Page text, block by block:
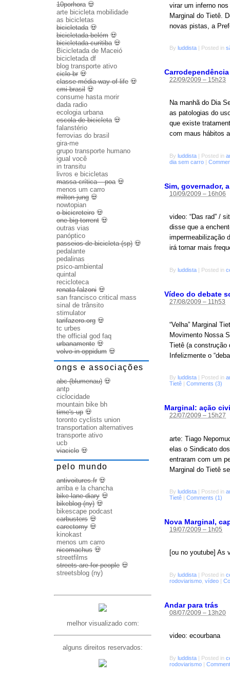
virar um inferno
Marginal do Tietê.
novas pistas, a
By luddista | Posted in
22/09/2009 – 15h23
Na manhã do Dia
as patologias do
que existe
com maus hábitos
By luddista | Posted in
dia sem carro |
Sim, governador,
10/09/2009 – 16h06
video: “Das rad” /
disse que a
impermeabilização
irá tornar mais
By luddista | Posted in
Vídeo do debate
27/08/2009 – 11h53
“Velha” Marginal
Movimento Nossa
Tietê (a construção
Infelizmente o
By luddista Posted in
Tietê
Comments (3)
Marginal: ação
22/07/2009 – 15h27
arte: Tiago
elas o Sindicato
entraram com um
Marginal do Tietê
By luddista | Posted in
Tietê | Comments (1)
Nova Marginal,
19/07/2009 – 1h05
[ou no youtube] As
By luddista | Posted in
rodoviarismo vídeo |
Andar para trás
08/07/2009 – 13h20
video: ecourbana
By luddista | Posted in
rodoviarismo |
10porhora💀
arte bicicleta mobilidade
as bicicletas
bicicletada💀
bicicletada belém 💀
bicicletada curitiba💀
Bicicletada de Maceió
bicicletada df
blog transporte ativo
ciclo br 💀
classe média way of life 💀
cmi brasil 💀
consume hasta morir
dada radio
ecologia urbana
escola de bicicleta💀
falanstério
ferrovias do brasil
gira-me
grupo transporte humano
igual você
in transitu
livros e bicicletas
massa crítica – poa💀
menos um carro
milton jung 💀
nowtopian
o bicicreteiro 💀
one big torrent 💀
outras vias
panóptico
passeios de bicicleta (sp) 💀
pedalante
pedalinas
psico-ambiental
quintal
recicloteca
renata falzoni 💀
san francisco critical mass
sinal de trânsito
stimulator
tarifazero.org 💀
tc urbes
the official god faq
urbanamente 💀
volvo in oppidum 💀
ongs e associações
abc (blumenau) 💀
antp
ciclocidade
mountain bike bh
time's up 💀
toronto cyclists union
transportation alternatives
transporte ativo
ucb
viaciclo 💀
pelo mundo
antivoitures.fr 💀
arriba e la chancha
bike lane diary 💀
bikeblog (ny) 💀
bikescape podcast
carbusters 💀
carectomy 💀
kinokast
menos um carro
nicomachus 💀
streetfilms
streets are for people 💀
streetsblog (ny)
melhor visualizado com:
alguns direitos reservados: